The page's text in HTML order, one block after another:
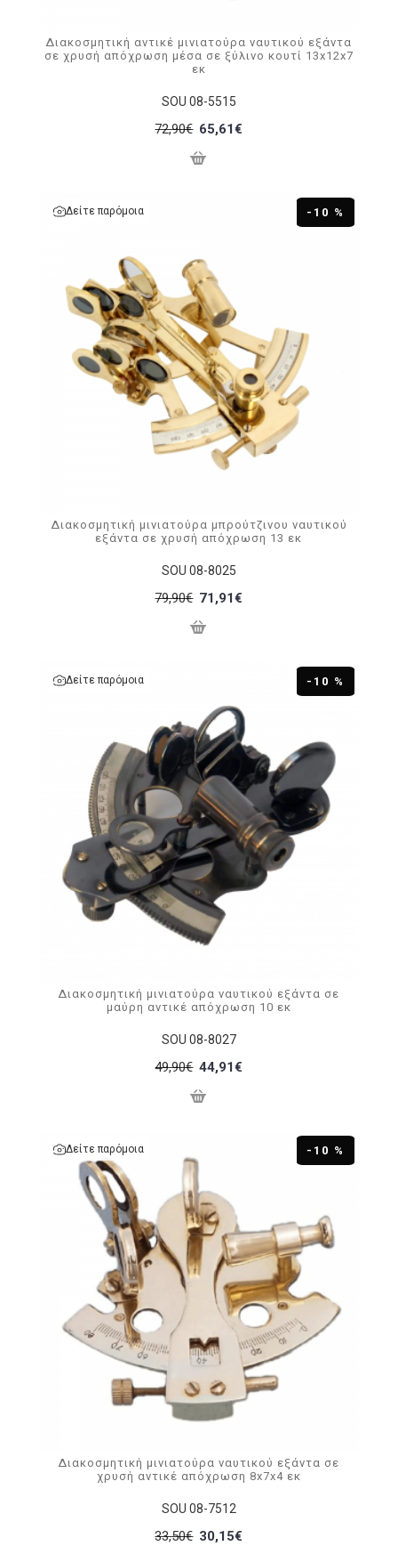
SOU 08-5515
Διακοσμητική αντικέ μινιατούρα ναυτικού εξάντα
σε χρυσή απόχρωση μέσα σε ξύλινο κουτί 13x12x7
εκ
72,90€ 65,61€
-10 %
Δείτε παρόμοια
SOU 08-8025
Διακοσμητική μινιατούρα μπρούτζινου ναυτικού
εξάντα σε χρυσή απόχρωση 13 εκ
79,90€ 71,91€
-10 %
Δείτε παρόμοια
SOU 08-8027
Διακοσμητική μινιατούρα ναυτικού εξάντα σε
μαύρη αντικέ απόχρωση 10 εκ
49,90€ 44,91€
-10 %
Δείτε παρόμοια
SOU 08-7512
Διακοσμητική μινιατούρα ναυτικού εξάντα σε
χρυσή αντικέ απόχρωση 8x7x4 εκ
33,50€ 30,15€